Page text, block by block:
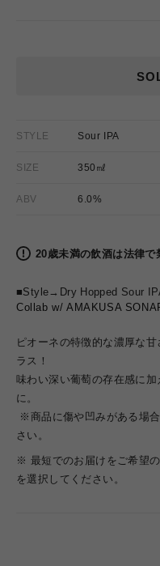
STYLE Sour IPA
SIZE 350㎖
ABV 6.0%
20歳未満の飲酒は法律で
■Style→Dry Hopped Sour
Collab w/ AMAKUSA
ピオーネの特徴的な濃厚な
ラス！
味わい深い葡萄の存在感に
に。
※商品に傷や凹みがある場
さい。
※ 最短でのお届けをご希望
を選択してください。